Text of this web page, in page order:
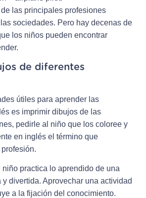
las principales profesiones
sociedades. Pero hay decenas de
los niños pueden encontrar
de diferentes
útiles para aprender las
es imprimir dibujos de las
pedirle al niño que los coloree y
en inglés el término que
niño practica lo aprendido de una
y divertida. Aprovechar una actividad
a la fijación del conocimiento.